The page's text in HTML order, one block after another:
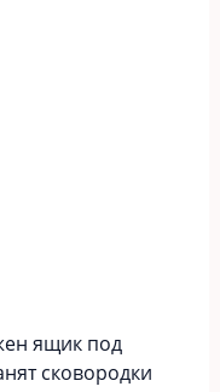
ящик под
сковородки